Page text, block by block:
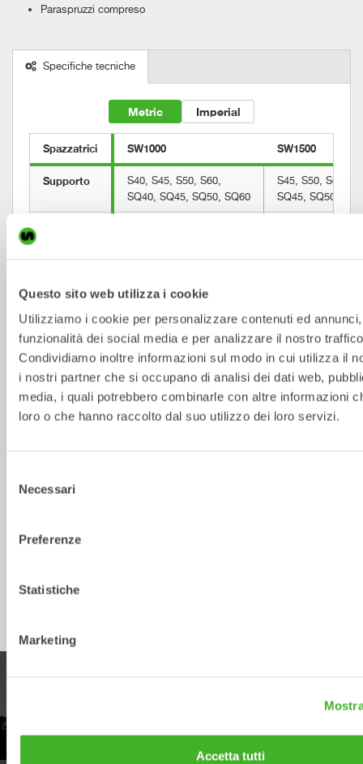
Questo sito web utilizza i cookie
Utilizziamo i cookie per personalizzare contenuti ed
funzionalità dei social media e per analizzare il nostro
Condividiamo inoltre informazioni sul modo in cui utilizza il
i nostri partner che si occupano di analisi dei dati web,
media, i quali potrebbero combinarle con altre informazioni
loro o che hanno raccolto dal suo utilizzo dei loro servizi.
delNecessari
Preferenze
Statistiche
Marketing
Accetta tutti
Paraspruzzi compreso
Specifiche tecniche
Metric Imperial
Spazzatrici SW1000 SW1500
Supporto
S40, S45, S50, S60,
SQ40, SQ45, SQ50, SQ60
S45, S50, S60,
SQ45, SQ50,
Peso da
205
Peso,
senza
210 250
Larghezza
[mm]
1000 1500
Flusso
[bar]